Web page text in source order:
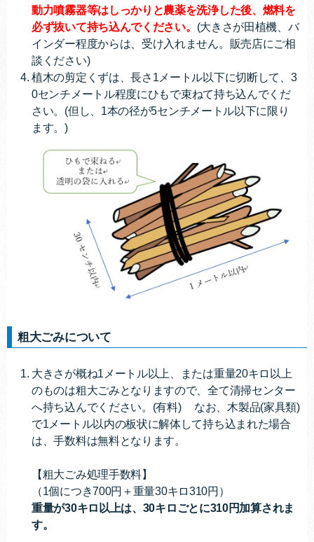
動力噴霧器等はしっかりと農薬を洗浄した後、燃料を
必ず抜いて持ち込んでください。 (大きさが田植機、バ
インダー程度からは、受け入れません。販売店にご相
談ください)
植木の剪定くずは、長さ1メートル以下に切断して、3
0センチメートル程度にひもで束ねて持ち込んでくだ
さい。(但し、1本の径が5センチメートル以下に限り
ます。)
粗大ごみについて
大きさが概ね1メートル以上、または重量20キロ以上
のものは粗大ごみとなりますので、全て清掃センター
へ持ち込んでください。(有料) なお、木製品(家具類)
で1メートル以内の板状に解体して持ち込まれた場合
は、手数料は無料となります。
【粗大ごみ処理手数料】
（1個につき700円＋重量30キロ310円）
重量が30キロ以上は、30キロごとに310円加算されま
す。